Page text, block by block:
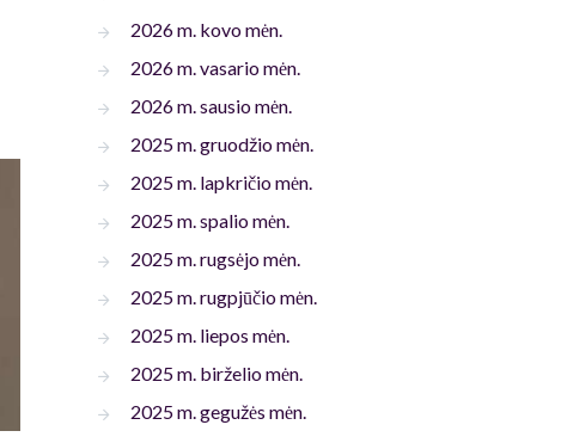
2026 m. kovo mėn.
2026 m. vasario mėn.
2026 m. sausio mėn.
2025 m. gruodžio mėn.
2025 m. lapkričio mėn.
2025 m. spalio mėn.
2025 m. rugsėjo mėn.
2025 m. rugpjūčio mėn.
2025 m. liepos mėn.
2025 m. birželio mėn.
2025 m. gegužės mėn.